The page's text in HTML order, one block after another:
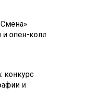
и опен-колл
конкурс
и